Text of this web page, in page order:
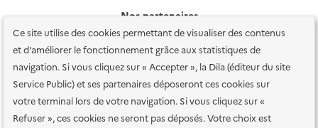
Ce site utilise des cookies permettant de visualiser des contenus
et d'améliorer le fonctionnement grâce aux statistiques de
navigation. Si vous cliquez sur « Accepter », la Dila (éditeur du site
Service Public) et ses partenaires déposeront ces cookies sur
votre terminal lors de votre navigation. Si vous cliquez sur «
Refuser », ces cookies ne seront pas déposés. Votre choix est
Nos partenaires
Plan du site Accessibilité : totalement conforme
Accessibilité des